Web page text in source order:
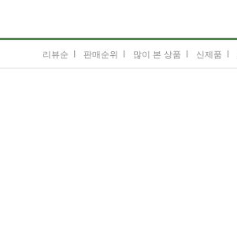
리뷰순 판매순위 많이 본 상품 신제품